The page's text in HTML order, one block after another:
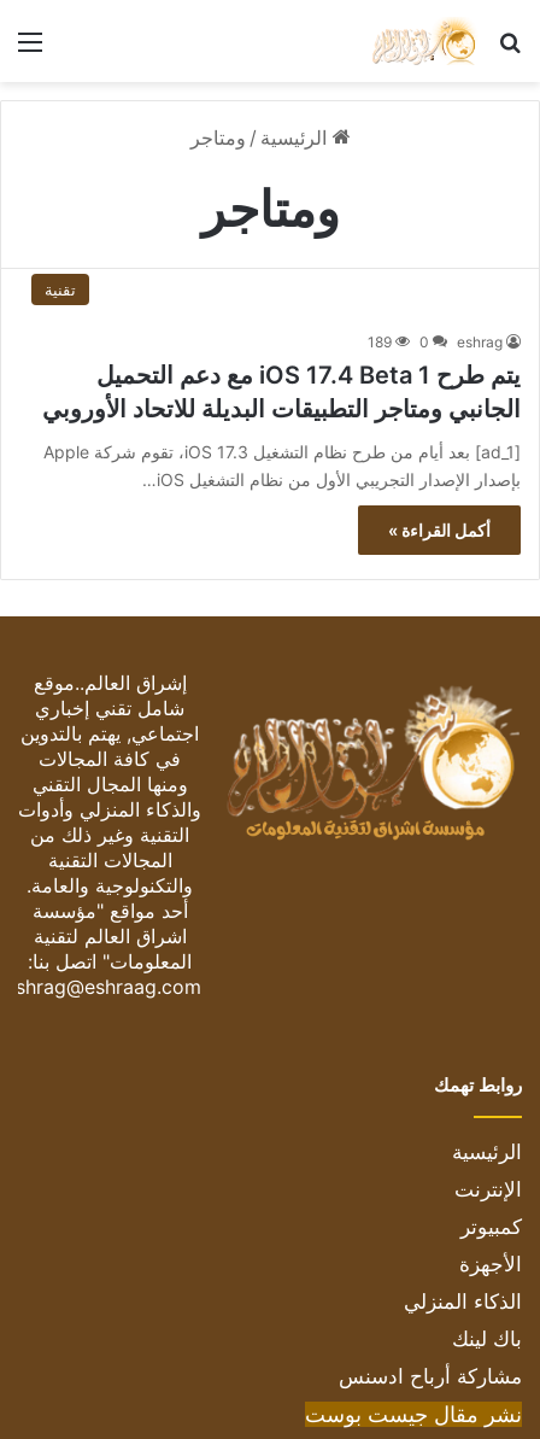
بحث عن
الرئيسية / ومتاجر
ومتاجر
تقنية
eshrag
0
189
يتم طرح iOS 17.4 Beta 1 مع دعم التحميل
الجانبي ومتاجر التطبيقات البديلة للاتحاد الأوروبي
[ad_1] بعد أيام من طرح نظام التشغيل iOS 17.3، تقوم شركة Apple
بإصدار الإصدار التجريبي الأول من نظام التشغيل iOS…
أكمل القراءة »
إشراق العالم..موقع
شامل تقني إخباري
اجتماعي, يهتم بالتدوين
في كافة المجالات
ومنها المجال التقني
والذكاء المنزلي وأدوات
التقنية وغير ذلك من
المجالات التقنية
والتكنولوجية والعامة.
أحد مواقع "مؤسسة
اشراق العالم لتقنية
المعلومات" اتصل بنا:
eshrag@eshraag.com
روابط تهمك
الرئيسية
الإنترنت
كمبيوتر
الأجهزة
الذكاء المنزلي
باك لينك
مشاركة أرباح ادسنس
نشر مقال جيست بوست